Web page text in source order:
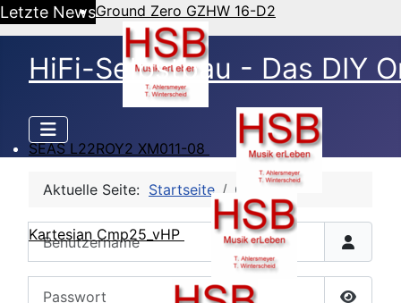
Letzte NewsGround Zero GZHW 16-D2
SEAS L22ROY2 XM011-08
Kartesian Cmp25_vHP
HiFi-Selbstbau - Das DIY
Aktuelle Seite: Startseite CB Login
Benutzername